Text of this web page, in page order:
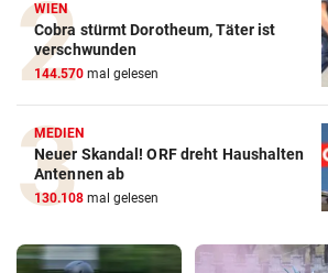
WIEN
Cobra stürmt Dorotheum, Täter ist
verschwunden
144.570 mal gelesen
MEDIEN
Neuer Skandal! ORF dreht Haushalten
Antennen ab
130.108 mal gelesen